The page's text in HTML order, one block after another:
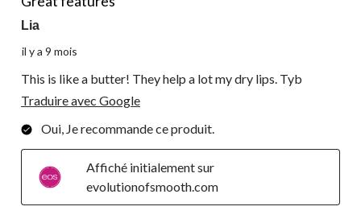
Lia
il y a 9 mois
This is like a butter! They help a lot my dry lips. Tyb
Traduire avec Google
Oui, Je recommande ce produit.
Affiché initialement sur
evolutionofsmooth.com